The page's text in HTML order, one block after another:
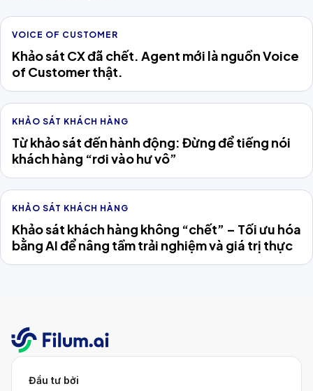
VOICE OF CUSTOMER
Khảo sát CX đã chết. Agent mới là nguồn Voice
of Customer thật.
KHẢO SÁT KHÁCH HÀNG
Từ khảo sát đến hành động: Đừng để tiếng nói
khách hàng “rơi vào hư vô”
KHẢO SÁT KHÁCH HÀNG
Khảo sát khách hàng không “chết” – Tối ưu hóa
bằng AI để nâng tầm trải nghiệm và giá trị thực
Đầu tư bởi